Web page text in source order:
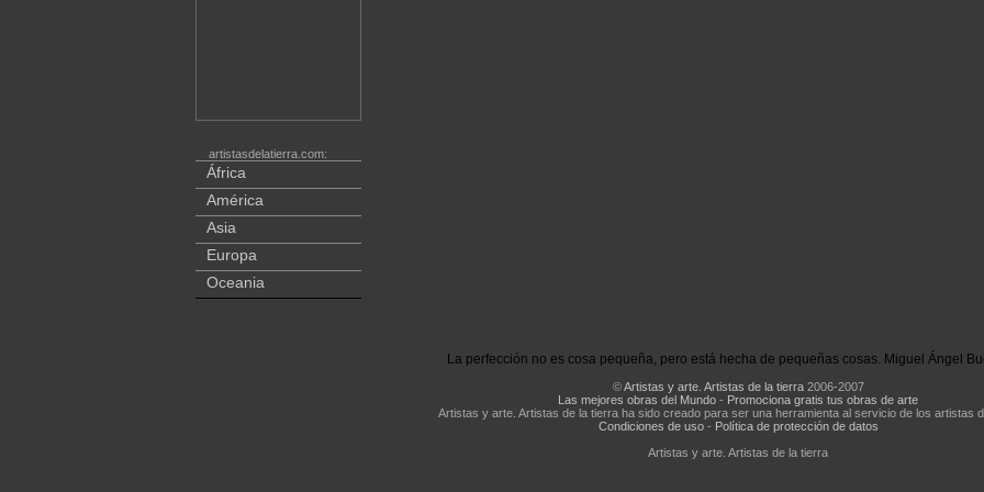
artistasdelatierra.com:
África
América
Asia
Europa
Oceania
La perfección no es cosa pequeña, pero está hecha de pequeñas cosas. Miguel Ángel
©Artistas y arte. Artistas de la tierra2006-2007
Las mejores obras del Mundo - Promociona gratis tus obras de arte
Artistas y arte. Artistas de la tierra ha sido creado para ser una herramienta al servicio de los artistas
Condiciones de uso- Política de protección de datos
Artistas y arte. Artistas de la tierra